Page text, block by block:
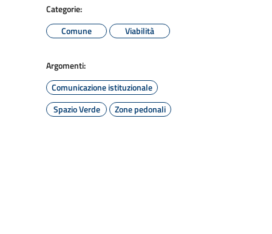
Categorie:
Comune
Viabilità
Argomenti:
Comunicazione istituzionale
Spazio Verde
Zone pedonali